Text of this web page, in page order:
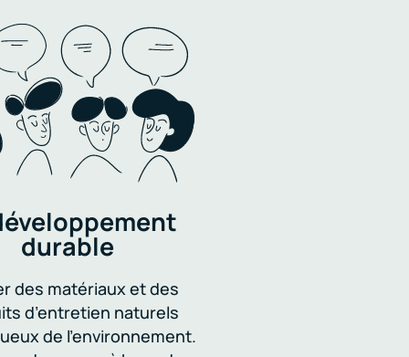
durable
des matériaux et des
d’entretien naturels
de l’environnement.